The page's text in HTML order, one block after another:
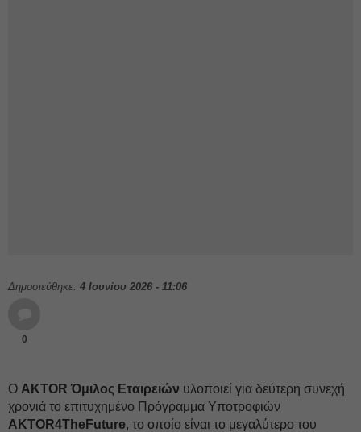
Δημοσιεύθηκε: 4 Ιουνίου 2026 - 11:06
0
Ο AKTOR Όμιλος Εταιρειών υλοποιεί για δεύτερη συνεχή
χρονιά το επιτυχημένο Πρόγραμμα Υποτροφιών
AKTOR4TheFuture, το οποίο είναι το μεγαλύτερο του